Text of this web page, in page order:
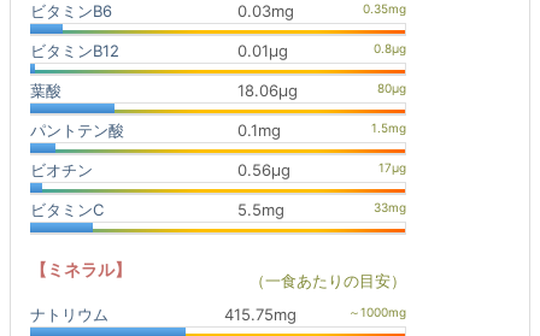
ビタミンB6 0.03mg
ビタミンB12 0.01μg
葉酸 18.06μg
パントテン酸 0.1mg
ビオチン 0.56μg
ビタミンC 5.5mg
【ミネラル】
（一食あたりの目安）
ナトリウム
415.75mg